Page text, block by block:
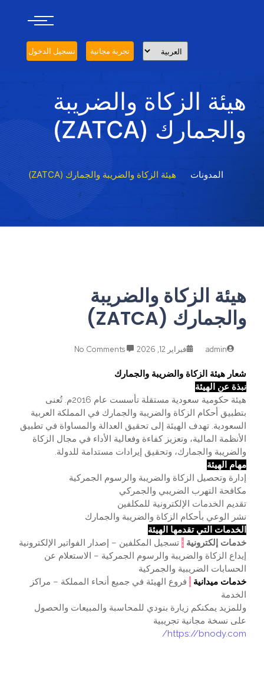
تجربة مجانية تسجيل الدخول
هيئة الزكاة والضريبة
والجمارك (ZATCA)
المدونات هيئة الزكاة والضريبة والجمارك (ZATCA)
هيئة الزكاة والضريبة
والجمارك (ZATCA)
admin فبراير 12, 2026
شعار هيئة الزكاة والضريبة والجمارك
نبذة عن الهيئة
هيئة حكومية سعودية مستقلة تأسست عام 2016م. تُعنى
بتطبيق أحكام الزكاة والضريبة والجمارك في المملكة العربية
السعودية. تهدف الهيئة إلى تحقيق العدالة والمساواة في تطبيق
الأنظمة المالية، وتعزيز كفاءة وفعالية الأداء في مجال الزكاة
والضريبة والجمارك، وتحقيق إيرادات مستدامة للدولة.
مهام الهيئة
إدارة وتحصيل الزكاة والضريبة والرسوم الجمركية
مكافحة التهرب الضريبي والجمركي
تقديم الخدمات الإلكترونية للمكلفين
نشر الوعي بأحكام الزكاة والضريبة والجمارك
الخدمات التي تقدمها الهيئة
خدمات إلكترونية : تسجيل المكلفين – إصدار الفواتير الإلكترونية
إيداع الزكاة والضريبة والرسوم الجمركية – الاستعلام عن
الحسابات الضريبية والجمركية
خدمات ميدانية : فروع الهيئة في جميع أنحاء المملكة – مراكز
الخدمة
وللمزيد يمكنكم زيارة بنودي للمحاسبة والمبيعات والحصول
على نسخة مجانية تجريبية
https://bnody.com/